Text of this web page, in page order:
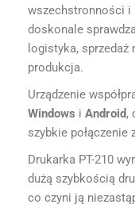
wszechstronności i
doskonale
logistyka,
produkcja.
Urządzenie
Windows i Android,
szybkie połączenie
Drukarka PT-210
dużą szybkością
co czyni ją